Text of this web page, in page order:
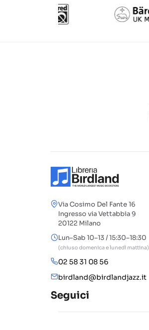
Via Cosimo Del Fante 16
Ingresso via Vettabbia 9
20122 Milano
Lun–Sab 10–13 / 15:30–18:30
(chiuso domenica e lunedì mattina)
02 58 31 08 56
birdland@birdlandjazz.it
Seguici